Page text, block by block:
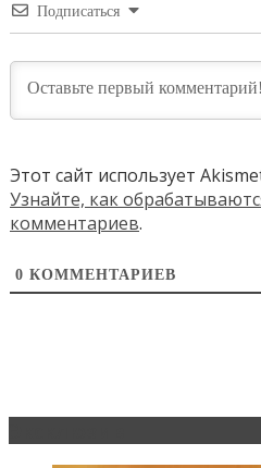
Подписаться
Этот сайт использует
Узнайте, как
комментариев.
0 КОММЕНТАРИЕВ